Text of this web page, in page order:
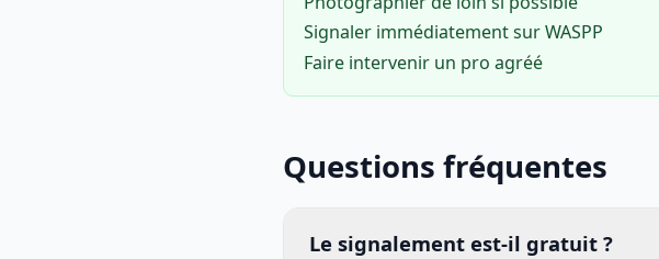
Signaler immédiatement sur WASPP
Faire intervenir un pro agréé
Questions fréquentes
Le signalement est-il gratuit ?